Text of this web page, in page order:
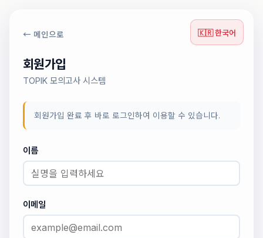
🇰🇷 한국어
← 메인으로
회원가입
TOPIK 모의고사 시스템
회원가입 완료 후 바로 로그인하여 이용할 수 있습니다.
이름
이메일